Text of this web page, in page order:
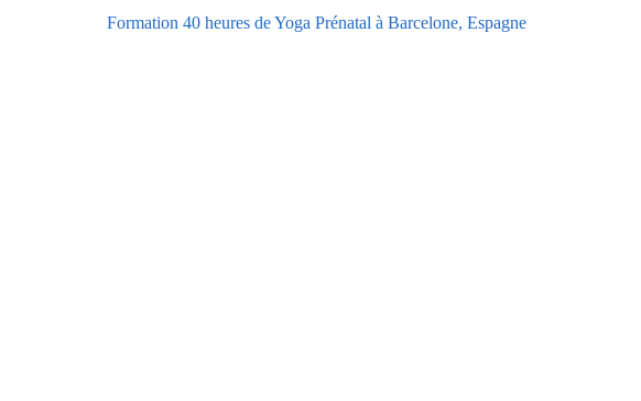
Formation 40 heures de Yoga Prénatal à Barcelone, Espagne